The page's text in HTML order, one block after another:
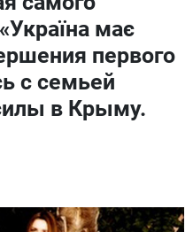
має
первого
с семьей
в Крыму.